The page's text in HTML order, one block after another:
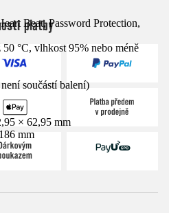
Beat, Password Protection,
°C, vlhkost 95% nebo méně
součástí balení)
× 62,95 mm
mm
platby